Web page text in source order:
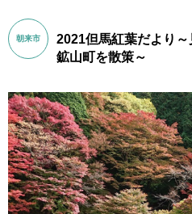
朝来市
2021但馬紅葉だより
鉱山町を散策～